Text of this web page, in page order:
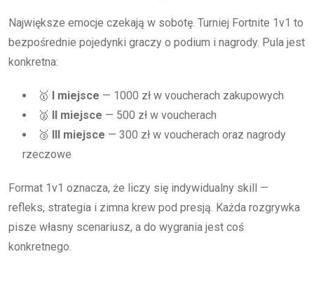
Największe emocje czekają w sobotę. Turniej Fortnite 1v1 to
bezpośrednie pojedynki graczy o podium i nagrody. Pula jest
konkretna:
🥇 I miejsce — 1000 zł w voucherach zakupowych
🥈
II miejsce — 500 zł w voucherach
🥉
III miejsce — 300 zł w voucherach oraz nagrody
rzeczowe
Format 1v1 oznacza, że liczy się indywidualny skill —
refleks, strategia i zimna krew pod presją. Każda rozgrywka
pisze własny scenariusz, a do wygrania jest coś
konkretnego.